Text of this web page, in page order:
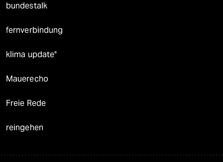
bundestalk
fernverbindung
klima update°
Mauerecho
Freie Rede
reingehen